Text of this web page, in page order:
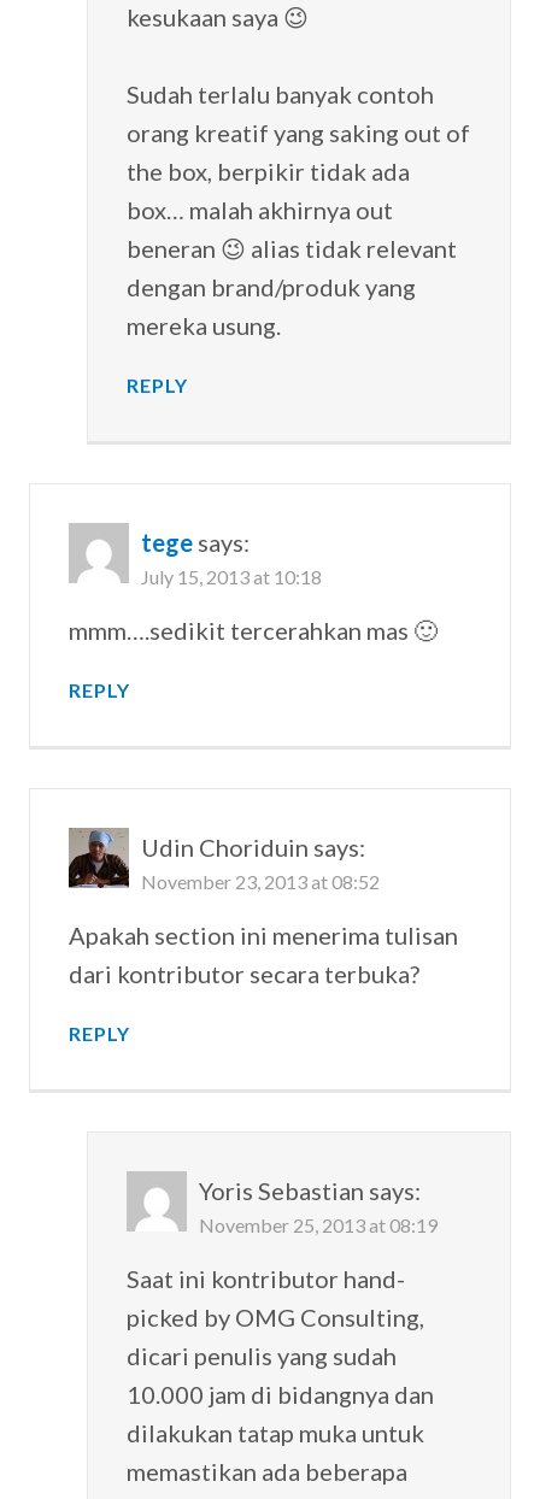
kesukaan saya 😉
Sudah terlalu banyak contoh
orang kreatif yang saking out of
the box, berpikir tidak ada
box… malah akhirnya out
beneran 😉 alias tidak relevant
dengan brand/produk yang
mereka usung.
REPLY
tege says:
July 15, 2013 at 10:18
mmm….sedikit tercerahkan mas 🙂
REPLY
Udin Choriduin says:
November 23, 2013 at 08:52
Apakah section ini menerima tulisan
dari kontributor secara terbuka?
REPLY
Yoris Sebastian says:
November 25, 2013 at 08:19
Saat ini kontributor hand-
picked by OMG Consulting,
dicari penulis yang sudah
10.000 jam di bidangnya dan
dilakukan tatap muka untuk
memastikan ada beberapa